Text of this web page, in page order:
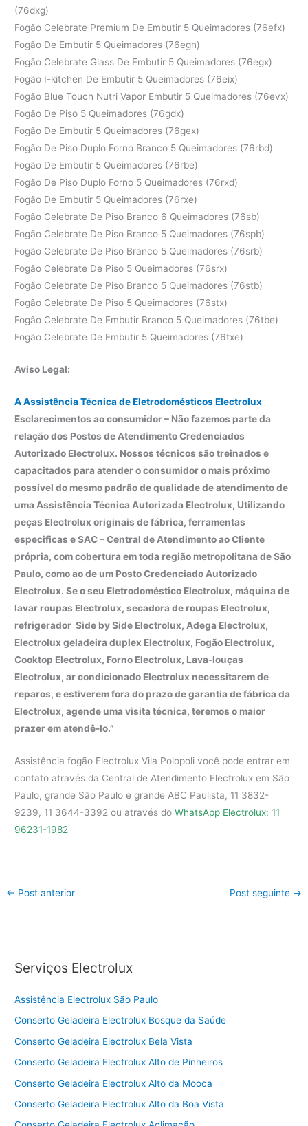
(76dxg)
Fogão Celebrate Premium De Embutir 5 Queimadores (76efx)
Fogão De Embutir 5 Queimadores (76egn)
Fogão Celebrate Glass De Embutir 5 Queimadores (76egx)
Fogão I-kitchen De Embutir 5 Queimadores (76eix)
Fogão Blue Touch Nutri Vapor Embutir 5 Queimadores (76evx)
Fogão De Piso 5 Queimadores (76gdx)
Fogão De Embutir 5 Queimadores (76gex)
Fogão De Piso Duplo Forno Branco 5 Queimadores (76rbd)
Fogão De Embutir 5 Queimadores (76rbe)
Fogão De Piso Duplo Forno 5 Queimadores (76rxd)
Fogão De Embutir 5 Queimadores (76rxe)
Fogão Celebrate De Piso Branco 6 Queimadores (76sb)
Fogão Celebrate De Piso Branco 5 Queimadores (76spb)
Fogão Celebrate De Piso Branco 5 Queimadores (76srb)
Fogão Celebrate De Piso 5 Queimadores (76srx)
Fogão Celebrate De Piso Branco 5 Queimadores (76stb)
Fogão Celebrate De Piso 5 Queimadores (76stx)
Fogão Celebrate De Embutir Branco 5 Queimadores (76tbe)
Fogão Celebrate De Embutir 5 Queimadores (76txe)
Aviso Legal:
A Assistência Técnica de Eletrodomésticos Electrolux
Esclarecimentos ao consumidor – Não fazemos parte da
relação dos Postos de Atendimento Credenciados
Autorizado Electrolux. Nossos técnicos são treinados e
capacitados para atender o consumidor o mais próximo
possível do mesmo padrão de qualidade de atendimento de
uma Assistência Técnica Autorizada Electrolux, Utilizando
peças Electrolux originais de fábrica, ferramentas
especificas e SAC – Central de Atendimento ao Cliente
própria, com cobertura em toda região metropolitana de São
Paulo, como ao de um Posto Credenciado Autorizado
Electrolux. Se o seu Eletrodoméstico Electrolux, máquina de
lavar roupas Electrolux, secadora de roupas Electrolux,
refrigerador Side by Side Electrolux, Adega Electrolux,
Electrolux geladeira duplex Electrolux, Fogão Electrolux,
Cooktop Electrolux, Forno Electrolux, Lava-louças
Electrolux, ar condicionado Electrolux necessitarem de
reparos, e estiverem fora do prazo de garantia de fábrica da
Electrolux, agende uma visita técnica, teremos o maior
prazer em atendê-lo.”
Assistência fogão Electrolux Vila Polopoli você pode entrar em
contato através da Central de Atendimento Electrolux em São
Paulo, grande São Paulo e grande ABC Paulista, 11 3832-
9239, 11 3644-3392 ou através doWhatsApp Electrolux: 11
96231-1982
← Post anterior Post seguinte →
Serviços Electrolux
Assistência Electrolux São Paulo
Conserto Geladeira Electrolux Bosque da Saúde
Conserto Geladeira Electrolux Bela Vista
Conserto Geladeira Electrolux Alto de Pinheiros
Conserto Geladeira Electrolux Alto da Mooca
Conserto Geladeira Electrolux Alto da Boa Vista